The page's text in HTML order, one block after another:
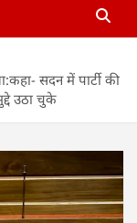
सदन में पार्टी की
उठा चुके